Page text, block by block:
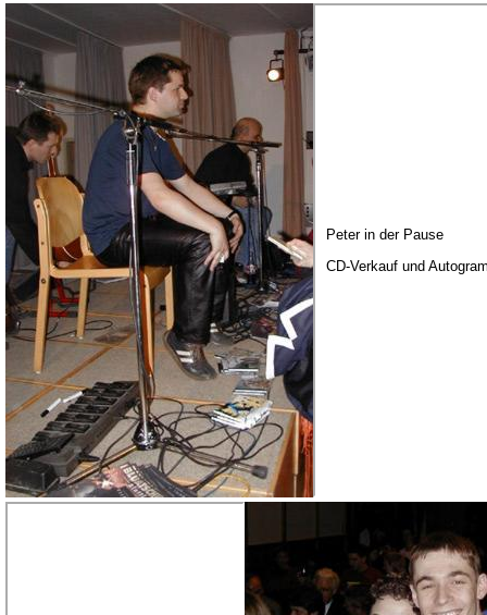
Peter in der Pause
CD-Verkauf und